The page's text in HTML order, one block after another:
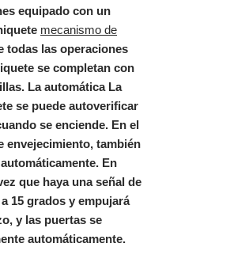
equipado con un
mecanismo de
todas las operaciones
se completan con
La automática La
se puede autoverificar
se enciende. En el
envejecimiento, también
En
que haya una señal de
15 grados y empujará
y las puertas se
automáticamente.